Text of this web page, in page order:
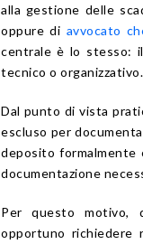
alla gestione delle
oppure di avvocato
centrale è lo stesso:
tecnico o organizzativo.
Dal punto di vista
escluso per
deposito
documentazione
Per questo motivo,
opportuno richiedere